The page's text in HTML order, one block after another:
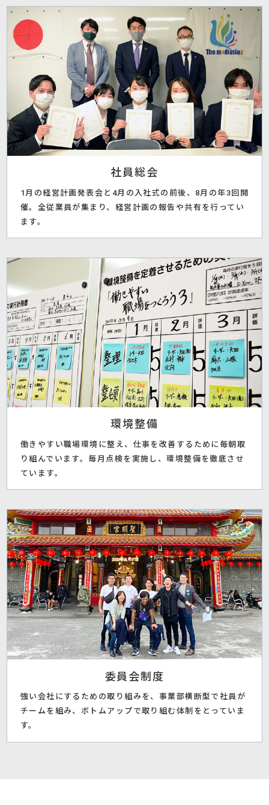
委員会制度
強い会社にするための取り組みを、事業部横断型で社員が
チームを組み、ボトムアップで取り組む体制をとっていま
す。
環境整備
働きやすい職場環境に整え、仕事を改善するために毎朝取
り組んでいます。毎月点検を実施し、環境整備を徹底させ
ています。
社員総会
1月の経営計画発表会と4月の入社式の前後、8月の年3回開
催。全従業員が集まり、経営計画の報告や共有を行ってい
ます。